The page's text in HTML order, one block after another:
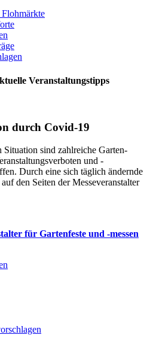
Veranstaltungstipps
durch Covid-19
sind zahlreiche Garten-
und -
Durch eine sich täglich ändernde
den Seiten der Messeveranstalter
für Gartenfeste und -messen